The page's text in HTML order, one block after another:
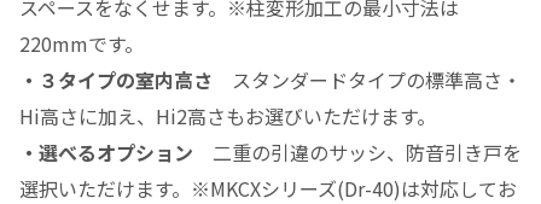
スペースをなくせます。※柱変形加工の最小寸法は
220mmです。
・３タイプの室内高さ スタンダードタイプの標準高さ・
Hi高さに加え、Hi2高さもお選びいただけます。
・選べるオプション 二重の引違のサッシ、防音引き戸を
選択いただけます。※MKCXシリーズ(Dr-40)は対応してお